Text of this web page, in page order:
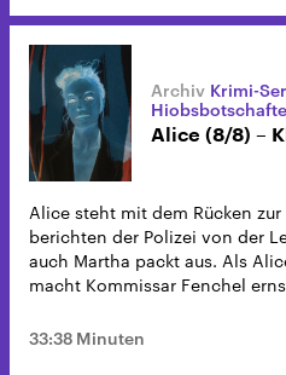
Krimi-
Alice (8/8) –
Alice steht mit dem Rücken
berichten der Polizei von der
auch Martha packt aus. Als
macht Kommissar Fenchel
33:38 Minuten